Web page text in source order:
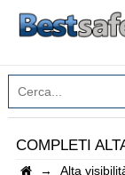
COMPLETI
→ Alta